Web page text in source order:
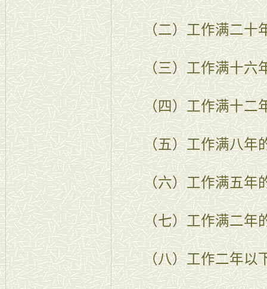
（二）工作满二十年
（三）工作满十六年
（四）工作满十二年
（五）工作满八年的
（六）工作满五年的
（七）工作满二年的
（八）工作二年以下